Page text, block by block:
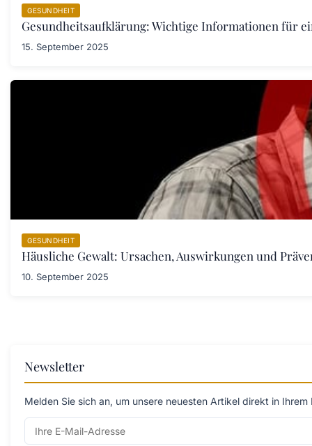
GESUNDHEIT
Gesundheitsaufklärung: Wichtige Informationen für
15. September 2025
GESUNDHEIT
Häusliche Gewalt: Ursachen, Auswirkungen und
10. September 2025
Newsletter
Melden Sie sich an, um unsere neuesten Artikel direkt in